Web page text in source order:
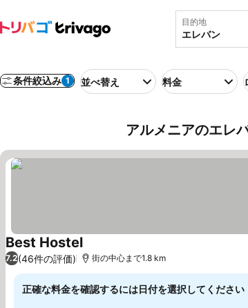
目的地
条件絞込み 1 並べ替え 料金
アルメニアのエレ
Best Hostel料金を表示
7.2(46件の評価) 街の中心まで1.8 km
正確な料金を確認するには日付を選択してください